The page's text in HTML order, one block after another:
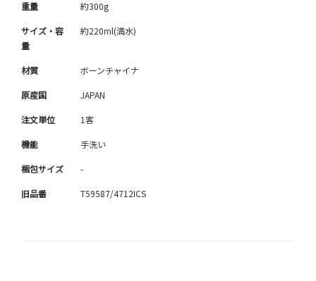
重量 約300g
サイズ・容
量
約220ml(満水)
材質 ボーンチャイナ
原産国 JAPAN
注文単位 1客
機能 手洗い
梱包サイズ -
旧品番 T59587/4712ICS